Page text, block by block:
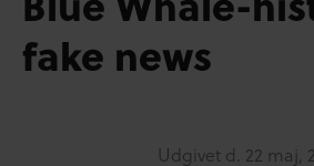
fake news
Udgivet d. 22 maj,